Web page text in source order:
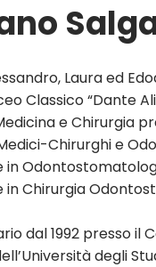
Laura ed
Classico “Dante
e Chirurgia
Chirurghi e
Chirurgia
dal 1992 presso il
degli